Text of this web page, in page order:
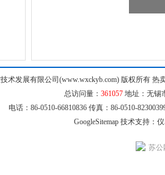
术发展有限公司(www.wxckyb.com) 版权所有
总访问量： 361057 地址：无锡
电话：86-0510-66810836 传真：86-0510-
GoogleSitemap 技术支持：
苏公